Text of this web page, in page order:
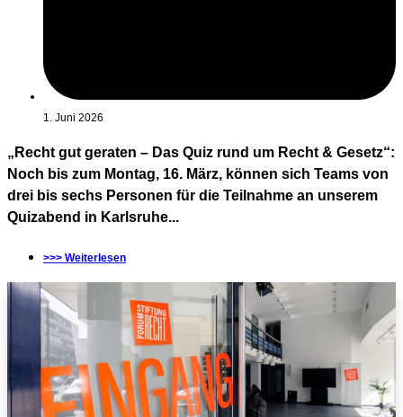
1. Juni 2026
„Recht gut geraten – Das Quiz rund um Recht & Gesetz“:
Noch bis zum Montag, 16. März, können sich Teams von
drei bis sechs Personen für die Teilnahme an unserem
Quizabend in Karlsruhe...
>>> Weiterlesen